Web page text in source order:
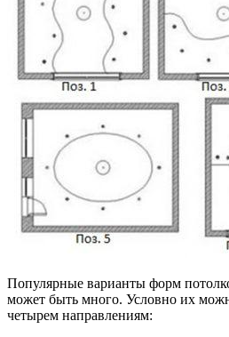
Популярные варианты форм
может быть много. Условно их
четырем направлениям: